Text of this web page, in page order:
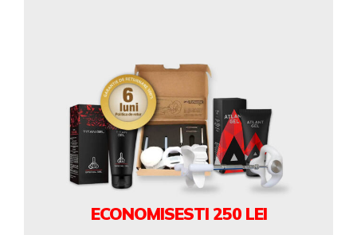
ECONOMISESTI 250 LEI